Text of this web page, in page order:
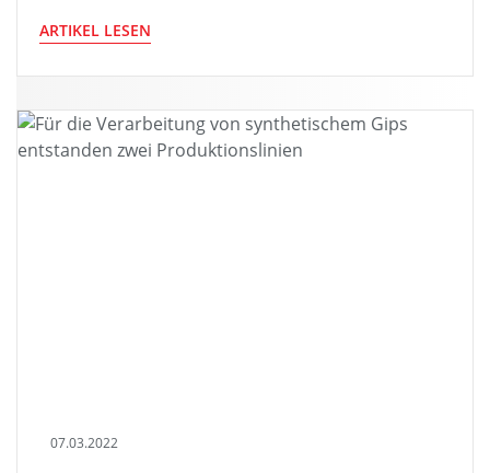
ARTIKEL LESEN
07.03.2022